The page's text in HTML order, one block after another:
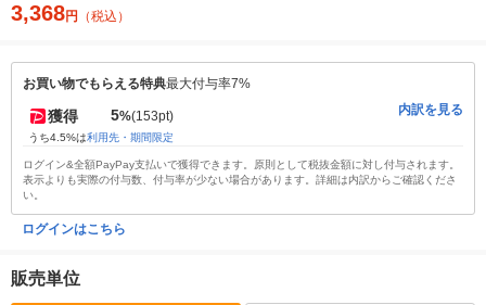
3,368円 （税込）
お買い物でもらえる特典最大付与率7%
獲得 5%(153pt)
うち4.5%は利用先・期間限定
内訳を見る
ログイン&全額PayPay支払いで獲得できます。原則として税抜金額に対し付与されます。
表示よりも実際の付与数、付与率が少ない場合があります。詳細は内訳からご確認くださ
い。
ログインはこちら
販売単位